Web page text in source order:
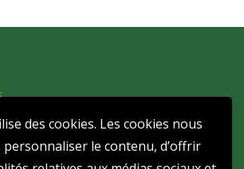
des cookies. Les cookies nous
le contenu, d’offrir
et de protection des données